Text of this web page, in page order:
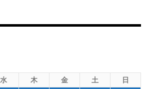
水 木 金 土
日